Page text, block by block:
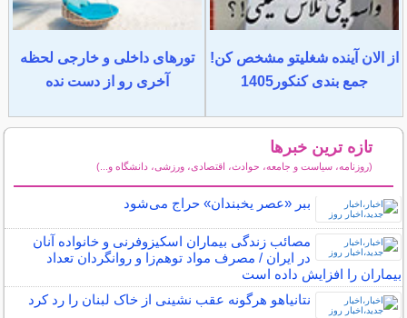
از الان آینده شغلیتو مشخص کن!
جمع بندی کنکور1405
تورهای داخلی و خارجی لحظه
آخری رو از دست نده
تازه ترین خبرها
(روزنامه، سیاست و جامعه، حوادث، اقتصادی، ورزشی، دانشگاه و...)
ببر «عصر یخبندان» حراج می‌شود
مصائب زندگی بیماران اسکیزوفرنی و خانواده آنان
در ایران / مصرف مواد توهم‌زا و روانگردان تعداد
بیماران را افزایش داده است
نتانیاهو هرگونه عقب نشینی از خاک لبنان را رد کرد